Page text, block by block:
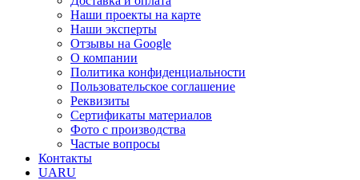
Наши проекты на карте
Наши эксперты
Отзывы на Google
О компании
Политика конфиденциальности
Пользовательское соглашение
Реквизиты
Сертификаты материалов
Фото с производства
Частые вопросы
Контакты
UARU